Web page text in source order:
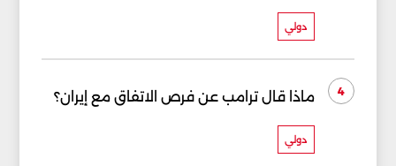
دولي
4 ماذا قال ترامب عن فرص الاتفاق مع إيران؟
دولي